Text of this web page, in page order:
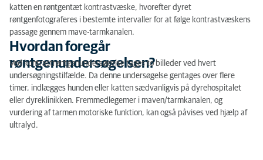
katten en røntgentæt kontrastvæske, hvorefter dyret
røntgenfotograferes i bestemte intervaller for at følge kontrastvæskens
passage gennem mave-tarmkanalen.
Hvordan foregår
røntgenundersøgelsen?
Ved kontrastrøntgenundersøgelse tages to billeder ved hvert
undersøgningstilfælde. Da denne undersøgelse gentages over flere
timer, indlægges hunden eller katten sædvanligvis på dyrehospitalet
eller dyreklinikken. Fremmedlegemer i maven/tarmkanalen, og
vurdering af ​​tarmen motoriske funktion, kan også påvises ved hjælp af
ultralyd.